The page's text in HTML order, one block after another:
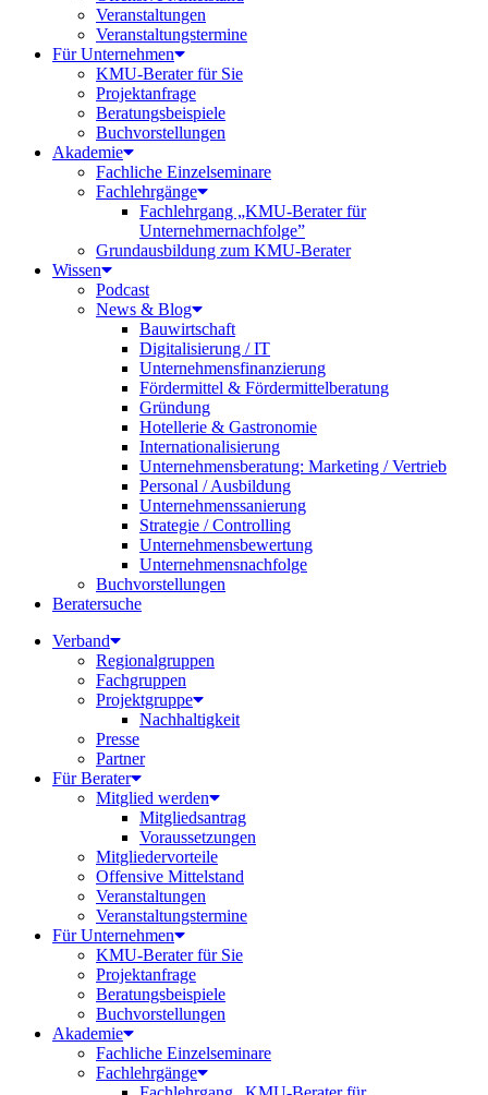
Veranstaltungen
Veranstaltungstermine
Für Unternehmen
KMU-Berater für Sie
Projektanfrage
Beratungsbeispiele
Buchvorstellungen
Akademie
Fachliche Einzelseminare
Fachlehrgänge
Fachlehrgang „KMU-Berater für
Unternehmernachfolge”
Grundausbildung zum KMU-Berater
Wissen
Podcast
News & Blog
Bauwirtschaft
Digitalisierung / IT
Unternehmensfinanzierung
Fördermittel & Fördermittelberatung
Gründung
Hotellerie & Gastronomie
Internationalisierung
Unternehmensberatung: Marketing / Vertrieb
Personal / Ausbildung
Unternehmenssanierung
Strategie / Controlling
Unternehmensbewertung
Unternehmensnachfolge
Buchvorstellungen
Beratersuche
Verband
Regionalgruppen
Fachgruppen
Projektgruppe
Nachhaltigkeit
Presse
Partner
Für Berater
Mitglied werden
Mitgliedsantrag
Voraussetzungen
Mitgliedervorteile
Offensive Mittelstand
Veranstaltungen
Veranstaltungstermine
Für Unternehmen
KMU-Berater für Sie
Projektanfrage
Beratungsbeispiele
Buchvorstellungen
Akademie
Fachliche Einzelseminare
Fachlehrgänge